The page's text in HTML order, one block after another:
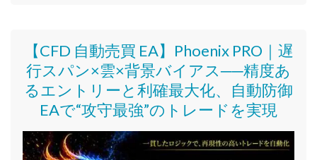
【CFD 自動売買 EA】Phoenix PRO｜遅
行スパン×雲×背景バイアス──精度あ
るエントリーと利確最大化、自動防御
EAで“攻守最強”のトレードを実現